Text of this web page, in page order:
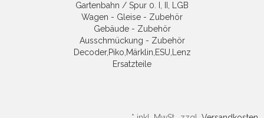
Gartenbahn / Spur 0. I, II, LGB
Wagen - Gleise - Zubehör
Gebäude - Zubehör
Ausschmückung - Zubehör
Decoder,Piko,Märklin,ESU,Lenz
Ersatzteile